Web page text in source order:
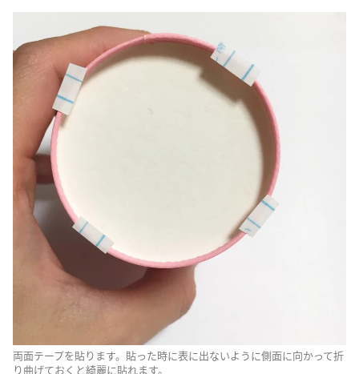
両面テープを貼ります。貼った時に表に出ないように側面に向かって折
り曲げておくと綺麗に貼れます。